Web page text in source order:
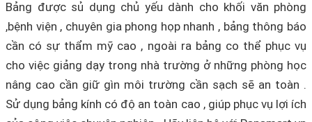
Bảng được sủ dụng chủ yếu dành cho khối văn phòng
,bệnh viện , chuyên gia phong họp nhanh , bảng thông báo
cần có sự thẩm mỹ cao , ngoài ra bảng co thể phục vụ
cho việc giảng dạy trong nhà trường ở những phòng học
nâng cao cần giữ gìn môi trường cần sạch sẽ an toàn .
Sử dụng bảng kính có độ an toàn cao , giúp phục vụ lợi ích